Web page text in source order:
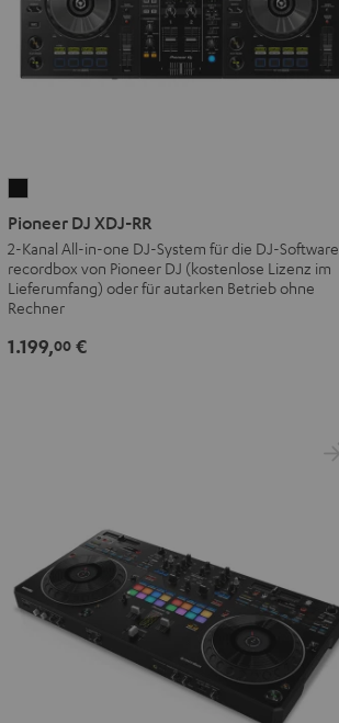
XDJ-
RR
Schwarz
Pioneer DJ XDJ-RR
2-Kanal All-in-one DJ-System für die DJ-Software
recordbox von Pioneer DJ (kostenlose Lizenz im
Lieferumfang) oder für autarken Betrieb ohne
Rechner
1.199,00 €